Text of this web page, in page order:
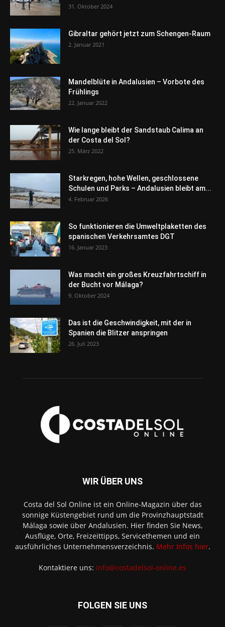
31. Oktober 2024
Gibraltar gehört jetzt zum Schengen-Raum
2. Januar 2021
Mandelblüte in Andalusien – Vorbote des
Frühlings
22. Januar 2022
Wie lange bleibt der Sandstaub Calima an
der Costa del Sol?
25. März 2022
Starkregen, hohe Wellen, geschlossene
Schulen und Parks – Andalusien bleibt am...
4. Februar 2026
So funktionieren die Umweltplaketten des
spanischen Verkehrsamtes DGT
16. Januar 2023
Was macht ein großes Kreuzfahrtschiff in
der Bucht vor Málaga?
9. Oktober 2024
Das ist die Geschwindigkeit, mit der in
Spanien die Blitzer anspringen
26. Juli 2023
WIR ÜBER UNS
Costa del Sol Online ist ein Online-Magazin über das
sonnige Küstengebiet rund um die Provinzhauptstadt
Málaga sowie über Andalusien. Hier finden Sie News,
Ausflüge, Orte, Freizeittipps, Servicethemen und ein
ausführliches Unternehmensverzeichnis. Mehr Infos hier.
Kontaktiere uns: info@costadelsol-online.es
FOLGEN SIE UNS